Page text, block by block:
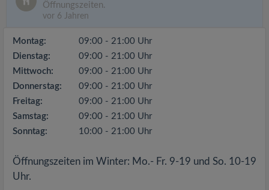
Öffnungszeiten.
vor 6 Jahren
Montag:
09:00 - 21:00 Uhr
Dienstag:
09:00 - 21:00 Uhr
Mittwoch:
09:00 - 21:00 Uhr
Donnerstag:
09:00 - 21:00 Uhr
Freitag:
09:00 - 21:00 Uhr
Samstag:
09:00 - 21:00 Uhr
Sonntag:
10:00 - 21:00 Uhr
Öffnungszeiten im Winter: Mo.- Fr. 9-19 und So. 10-19
Uhr.